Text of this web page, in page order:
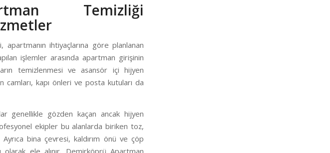
Temizliği
apartmanın ihtiyaçlarına göre planlanan
işlemler arasında apartman girişinin
temizlenmesi ve asansör içi hijyen
camları, kapı önleri ve posta kutuları da
genellikle gözden kaçan ancak hijyen
ekipler bu alanlarda biriken toz,
bina çevresi, kaldırım önü ve çöp
ele alınır. Demirköprü Apartman